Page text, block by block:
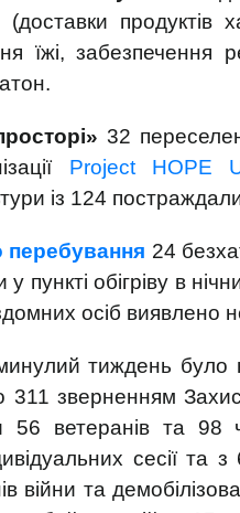
продуктів
їжі,
32
Project HOPE
із 124
перебування 24
пункті обігріву в
осіб виявлено
тиждень було
311 зверненням
56 ветеранів та 98
сесії та
війни та